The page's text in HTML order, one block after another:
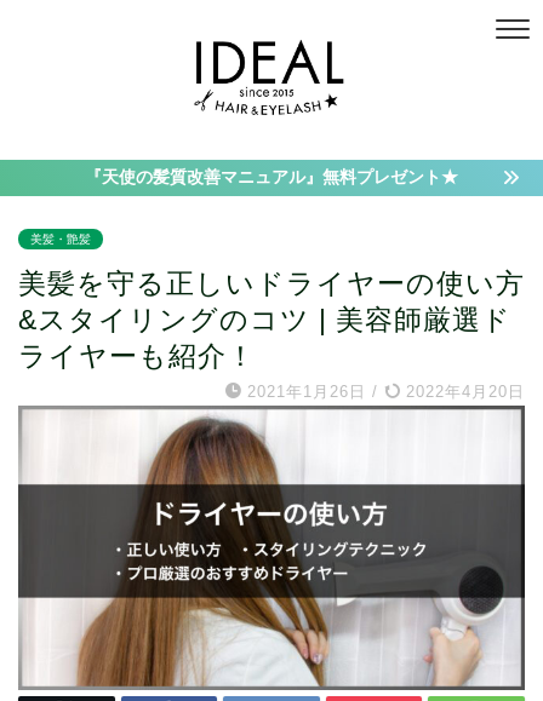
『天使の髪質改善マニュアル』無料プレゼント★
美髪・艶髪
美髪を守る正しいドライヤーの使い方
&スタイリングのコツ | 美容師厳選ド
ライヤーも紹介！
2021年1月26日 / 2022年4月20日